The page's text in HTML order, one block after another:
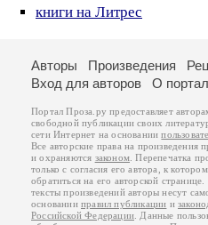
книги на Литрес
Авторы Произведения
Вход для авторов
О
Портал Проза.ру предоставляет
свободной публикации своих
сети Интернет на основании
Все авторские права на произведения
и охраняются законом . Перепечатка
только с согласия его автора, к
обратиться на его авторской странице.
тексты произведений авторы несут
основанииправил публикации и
Российской Федерации . Данные